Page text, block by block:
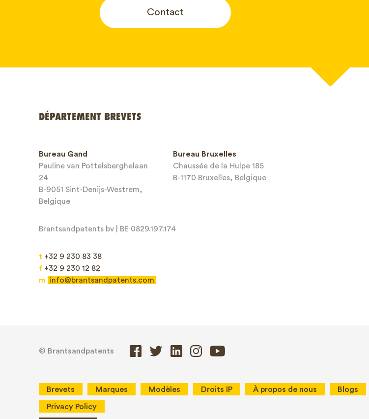
Contact
téléphone*
Adresse email*
DÉPARTEMENT BREVETS
Bureau Gand
Pauline van Pottelsberghelaan
24
B-9051 Sint-Denijs-Westrem,
Belgique
Bureau Bruxelles
Chaussée de la Hulpe 185
B-1170 Bruxelles, Belgique
Brantsandpatents bv | BE 0829.197.174
t +32 9 230 83 38
f +32 9 230 12 82
m
info@brantsandpatents.com
© Brantsandpatents
Brevets Marques Modèles Droits IP À propos de nous Blogs
Privacy Policy